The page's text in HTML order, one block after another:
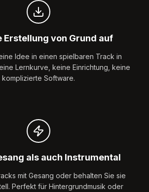
Erstellung von Grund auf
Idee in einen spielbaren Track in
Lernkurve, keine Einrichtung, keine
komplizierte Software.
als auch Instrumental
mit Gesang oder behalten Sie sie
Perfekt für Hintergrundmusik oder